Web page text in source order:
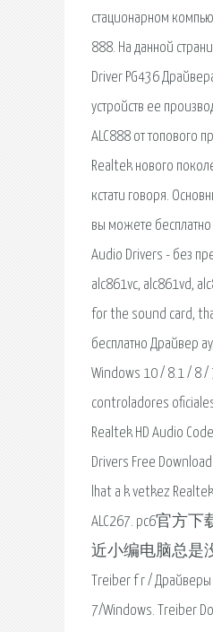
стационарном
888. На данной
Driver PG436
устройств ее
ALC888 от топового
Realtek нового
кстати говоря.
вы можете
Audio Drivers - без
alc861vc, alc861vd,
for the sound card,
бесплатно Драйвер
Windows 10 / 8.1 / 8 /
controladores
Realtek HD Audio
Drivers Free
lhat a k vetkez Realtek
ALC267. pc6官方
近小编电脑总是没
Treiber f r /
7/Windows. Treiber